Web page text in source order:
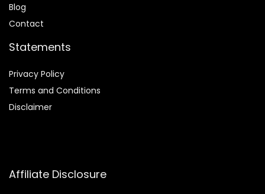
Blog
Contact
Statements
Privacy Policy
Terms and Conditions
Disclaimer
Affiliate Disclosure